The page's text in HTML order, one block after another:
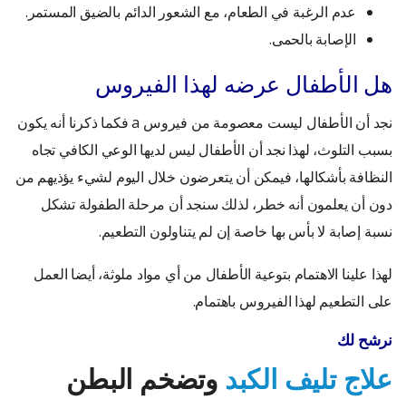
عدم الرغبة في الطعام، مع الشعور الدائم بالضيق المستمر.
الإصابة بالحمى.
هل الأطفال عرضه لهذا الفيروس
نجد أن الأطفال ليست معصومة من فيروس a فكما ذكرنا أنه يكون
بسبب التلوث، لهذا نجد أن الأطفال ليس لديها الوعي الكافي تجاه
النظافة بأشكالها، فيمكن أن يتعرضون خلال اليوم لشيء يؤذيهم من
دون أن يعلمون أنه خطر، لذلك سنجد أن مرحلة الطفولة تشكل
نسبة إصابة لا بأس بها خاصة إن لم يتناولون التطعيم.
لهذا علينا الاهتمام بتوعية الأطفال من أي مواد ملوثة، أيضا العمل
على التطعيم لهذا الفيروس باهتمام.
نرشح لك
علاج تليف الكبد وتضخم البطن